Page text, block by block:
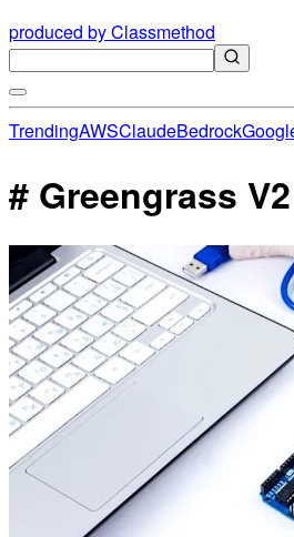
produced by Classmethod
TrendingAWSClaudeBedrock
# Greengrass